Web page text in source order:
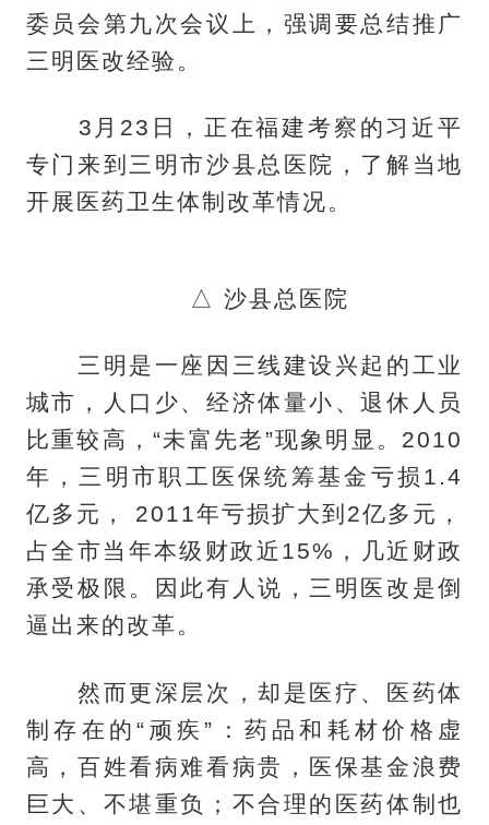
委员会第九次会议上，强调要总结推广
三明医改经验。
3月23日，正在福建考察的习近平
专门来到三明市沙县总医院，了解当地
开展医药卫生体制改革情况。
△ 沙县总医院
三明是一座因三线建设兴起的工业
城市，人口少、经济体量小、退休人员
比重较高，“未富先老”现象明显。2010
年，三明市职工医保统筹基金亏损1.4
亿多元， 2011年亏损扩大到2亿多元，
占全市当年本级财政近15%，几近财政
承受极限。因此有人说，三明医改是倒
逼出来的改革。
然而更深层次，却是医疗、医药体
制存在的“顽疾”：药品和耗材价格虚
高，百姓看病难看病贵，医保基金浪费
巨大、不堪重负；不合理的医药体制也